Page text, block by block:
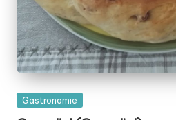
Posted
Gastronomie